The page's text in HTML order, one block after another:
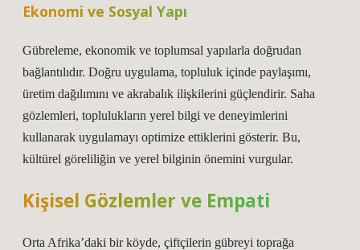
Ekonomi ve Sosyal Yapı
Gübreleme, ekonomik ve toplumsal yapılarla doğrudan
bağlantılıdır. Doğru uygulama, topluluk içinde paylaşımı,
üretim dağılımını ve akrabalık ilişkilerini güçlendirir. Saha
gözlemleri, toplulukların yerel bilgi ve deneyimlerini
kullanarak uygulamayı optimize ettiklerini gösterir. Bu,
kültürel göreliliğin ve yerel bilginin önemini vurgular.
Kişisel Gözlemler ve Empati
Orta Afrika’daki bir köyde, çiftçilerin gübreyi toprağa